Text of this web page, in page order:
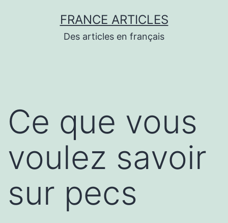
FRANCE ARTICLES
Des articles en français
Ce que vous
voulez savoir
sur pecs